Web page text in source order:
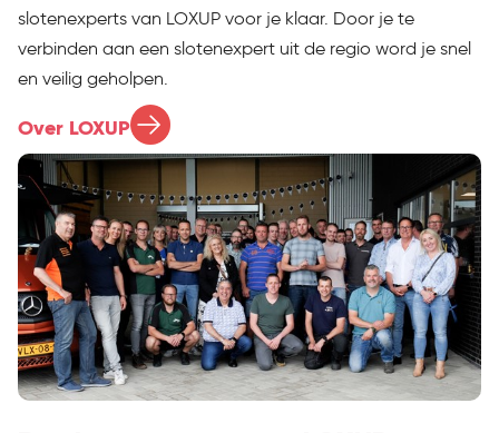
slotenexperts van LOXUP voor je klaar. Door je te
verbinden aan een slotenexpert uit de regio word je snel
en veilig geholpen.
Over LOXUP